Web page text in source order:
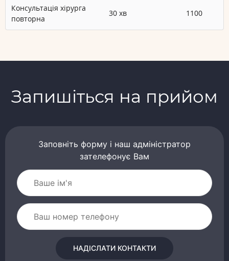
Консультація хірурга
повторна
30 хв 1100
Запишіться на прийом
Заповніть форму і наш адміністратор
зателефонує Вам